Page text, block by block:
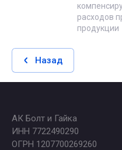
расходов
продукции
Назад
АК Болт и Гайка
ИНН 7722490290
ОГРН 1207700269260